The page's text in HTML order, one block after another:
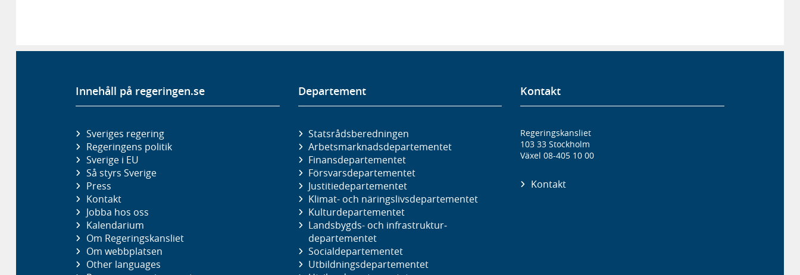
Innehåll på regeringen.se
Sveriges regering
Regeringens politik
Sverige i EU
Så styrs Sverige
Press
Kontakt
Jobba hos oss
Kalendarium
Om Regeringskansliet
Om webbplatsen
Other languages
Departement
Statsrådsberedningen
Arbetsmarknads­departementet
Finans­departementet
Försvars­departementet
Justitie­departementet
Klimat- och näringslivs­departementet
Kultur­departementet
Landsbygds- och infrastruktur­
departementet
Social­departementet
Utbildnings­departementet
Kontakt
Regeringskansliet
103 33 Stockholm
Växel 08-405 10 00
Kontakt